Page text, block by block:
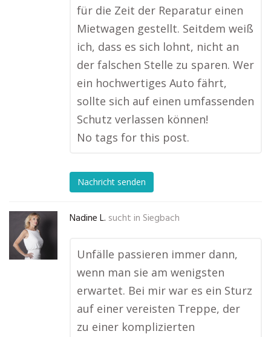
für die Zeit der Reparatur einen
Mietwagen gestellt. Seitdem weiß
ich, dass es sich lohnt, nicht an
der falschen Stelle zu sparen. Wer
ein hochwertiges Auto fährt,
sollte sich auf einen umfassenden
Schutz verlassen können!
No tags for this post.
Nachricht senden
Nadine L. sucht in Siegbach
Unfälle passieren immer dann,
wenn man sie am wenigsten
erwartet. Bei mir war es ein Sturz
auf einer vereisten Treppe, der
zu einer komplizierten